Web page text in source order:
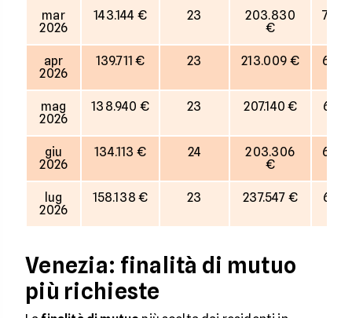
mar
2026
143.144 € 23
203.830
€
70%
apr
2026
139.711 € 23 213.009 € 66%
mag
2026
138.940 € 23 207.140 € 67%
giu
2026
134.113 € 24
203.306
€
66%
lug
2026
158.138 € 23 237.547 € 67%
Venezia: finalità di mutuo
più richieste